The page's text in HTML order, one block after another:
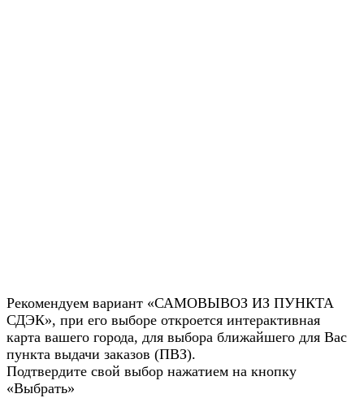
Рекомендуем вариант «САМОВЫВОЗ ИЗ ПУНКТА
СДЭК», при его выборе откроется интерактивная
карта вашего города, для выбора ближайшего для Вас
пункта выдачи заказов (ПВЗ).
Подтвердите свой выбор нажатием на кнопку
«Выбрать»